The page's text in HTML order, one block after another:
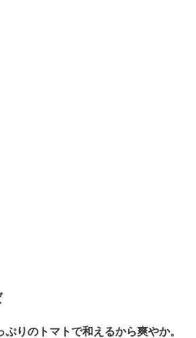
りのトマトで和えるから爽やか。